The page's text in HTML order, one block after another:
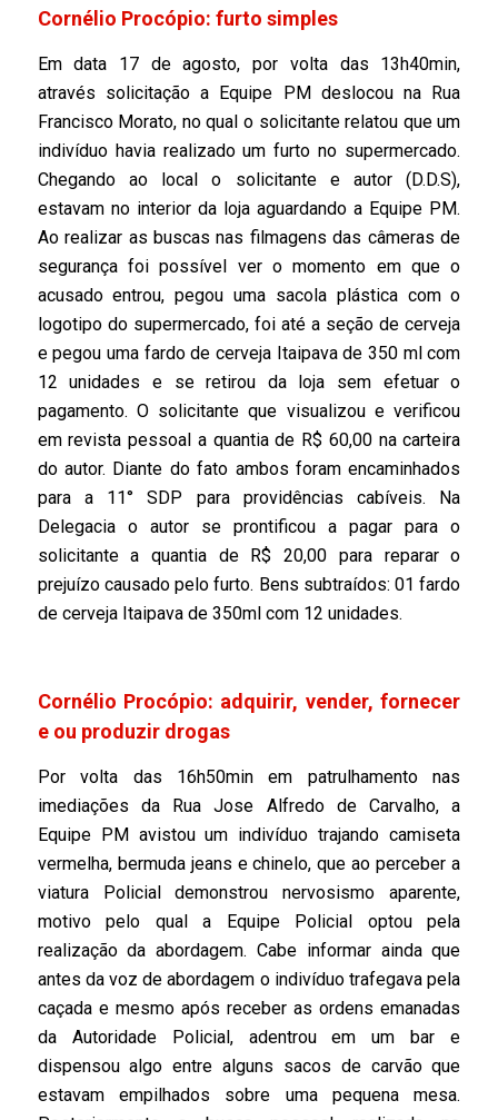
Cornélio Procópio: furto simples
Em data 17 de agosto, por volta das 13h40min,
através solicitação a Equipe PM deslocou na Rua
Francisco Morato, no qual o solicitante relatou que um
indivíduo havia realizado um furto no supermercado.
Chegando ao local o solicitante e autor (D.D.S),
estavam no interior da loja aguardando a Equipe PM.
Ao realizar as buscas nas filmagens das câmeras de
segurança foi possível ver o momento em que o
acusado entrou, pegou uma sacola plástica com o
logotipo do supermercado, foi até a seção de cerveja
e pegou uma fardo de cerveja Itaipava de 350 ml com
12 unidades e se retirou da loja sem efetuar o
pagamento. O solicitante que visualizou e verificou
em revista pessoal a quantia de R$ 60,00 na carteira
do autor. Diante do fato ambos foram encaminhados
para a 11° SDP para providências cabíveis. Na
Delegacia o autor se prontificou a pagar para o
solicitante a quantia de R$ 20,00 para reparar o
prejuízo causado pelo furto. Bens subtraídos: 01 fardo
de cerveja Itaipava de 350ml com 12 unidades.
Cornélio Procópio: adquirir, vender, fornecer
e ou produzir drogas
Por volta das 16h50min em patrulhamento nas
imediações da Rua Jose Alfredo de Carvalho, a
Equipe PM avistou um indivíduo trajando camiseta
vermelha, bermuda jeans e chinelo, que ao perceber a
viatura Policial demonstrou nervosismo aparente,
motivo pelo qual a Equipe Policial optou pela
realização da abordagem. Cabe informar ainda que
antes da voz de abordagem o indivíduo trafegava pela
caçada e mesmo após receber as ordens emanadas
da Autoridade Policial, adentrou em um bar e
dispensou algo entre alguns sacos de carvão que
estavam empilhados sobre uma pequena mesa.